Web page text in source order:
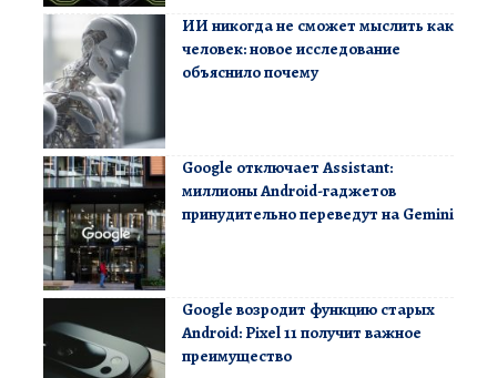
ИИ никогда не сможет мыслить как
человек: новое исследование
объяснило почему
Google отключает Assistant:
миллионы Android-гаджетов
принудительно переведут на Gemini
Google возродит функцию старых
Android: Pixel 11 получит важное
преимущество